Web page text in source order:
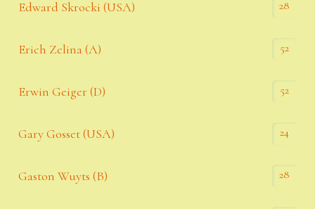
Edward Skrocki (USA) 28
Erich Zelina (A) 52
Erwin Geiger (D) 52
Gary Gosset (USA) 24
Gaston Wuyts (B) 28